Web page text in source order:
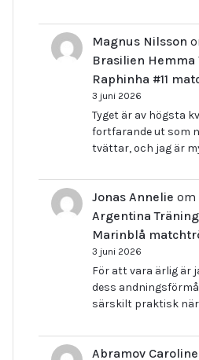
Magnus Nilsson
Brasilien Hemma
Raphinha #11
3 juni 2026
Tyget är av högsta
fortfarande ut som
tvättar, och jag är
Jonas Annelie om
Argentina
Marinblå
3 juni 2026
För att vara ärlig är
dess
särskilt praktisk
Abramov Caroline